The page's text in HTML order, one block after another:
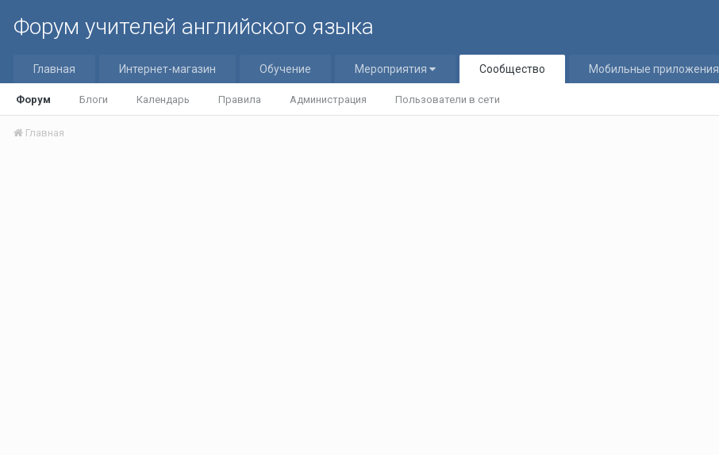
Форум учителей английского языка
Главная Интернет-магазин Обучение Мероприятия Сообщество
Форум Блоги Календарь Правила Администрация Пользователи в сети
Мобильные приложения
Главная